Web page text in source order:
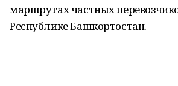
маршрутах частных
Республике Башкортостан.